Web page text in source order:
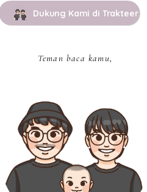
Dukung Kami di Trakteer
Teman baca kamu,